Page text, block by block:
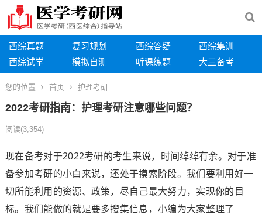
西综真题 复习规划 西综答疑
西综集训
西综试学
模拟自测 听课练题 大三备考
您的位置 首页 护理考研
2022考研指南：护理考研注意哪些问题？
阅读(3,354)
现在备考对于2022考研的考生来说，时间绰绰有余。对于准
备参加考研的小白来说，还处于摸索阶段。我们要利用好一
切所能利用的资源、政策，尽自己最大努力，实现你的目
标。我们能做的就是要多搜集信息，小编为大家整理了